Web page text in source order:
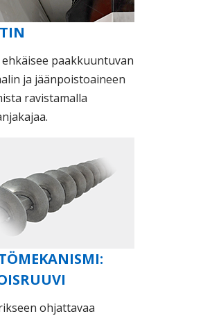
paakkuuntuvan
ja jäänpoistoaineen
ravistamalla
ohjattavaa